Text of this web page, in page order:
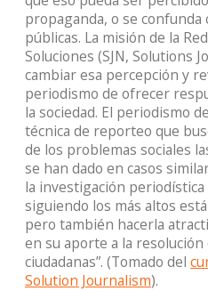
propaganda, o se
públicas. La misión de la
Soluciones (SJN, Solutions
cambiar esa percepción y
periodismo de ofrecer
la sociedad. El periodismo
técnica de reporteo que
de los problemas sociales
se han dado en casos
la investigación
siguiendo los más altos
pero también hacerla
en su aporte a la
ciudadanas”. (Tomado del
Solution Journalism).